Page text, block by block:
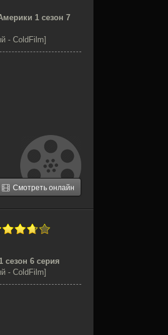
1 сезон 7
- ColdFilm]
Смотреть онлайн
сезон 6 серия
- ColdFilm]